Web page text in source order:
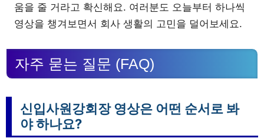
움을 줄 거라고 확신해요. 여러분도 오늘부터 하나씩
영상을 챙겨보면서 회사 생활의 고민을 덜어보세요.
자주 묻는 질문 (FAQ)
신입사원강회장 영상은 어떤 순서로 봐
야 하나요?